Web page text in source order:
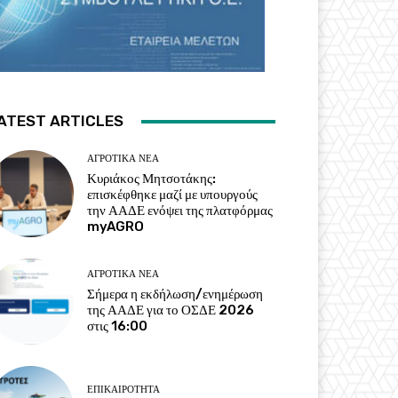
ARTICLES
ΑΓΡΟΤΙΚΆ ΝΈΑ
Κυριάκος Μητσοτάκης:
επισκέφθηκε μαζί με υπουργούς
την ΑΑΔΕ ενόψει της πλατφόρμας
myAGRO
ΑΓΡΟΤΙΚΆ ΝΈΑ
Σήμερα η εκδήλωση/ενημέρωση
της ΑΑΔΕ για το ΟΣΔΕ 2026
στις 16:00
ΕΠΙΚΑΙΡΌΤΗΤΑ